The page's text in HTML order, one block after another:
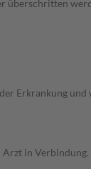
überschritten
Erkrankung
Arzt in Verbindung.